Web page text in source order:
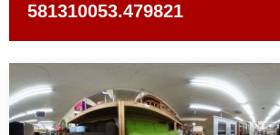
581310053.479821